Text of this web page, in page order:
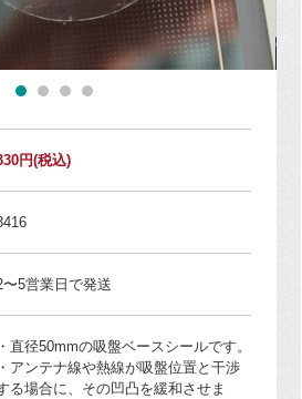
円(税込)
〜5営業日で発送
・直径50mmの吸盤ベースシールです。
・アンテナ線や熱線が吸盤位置と干渉
る場合に、その凹凸を緩和させま